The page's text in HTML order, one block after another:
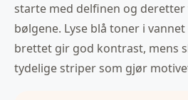
starte med delfinen og
bølgene. Lyse blå toner i
brettet gir god kontrast, mens
tydelige striper som gjør